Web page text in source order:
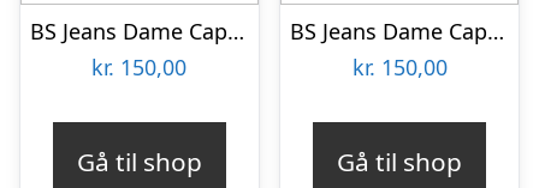
BS Jeans Dame Capri Plus Size – Coral – 42
kr. 150,00
Gå til shop
BS Jeans Dame Capri Plus Size – Sort – 42
kr. 150,00
Gå til shop